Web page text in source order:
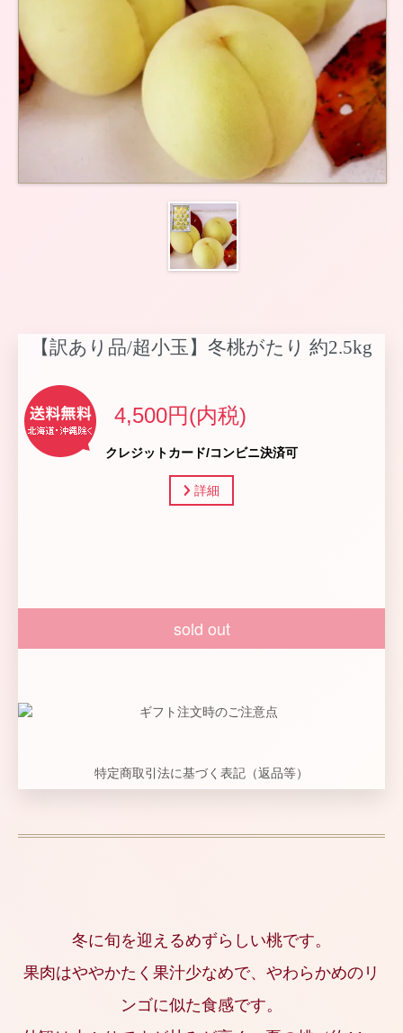
【訳あり品/超小玉】冬桃がたり 約2.5kg
4,500円(内税)
クレジットカード/コンビニ決済可
詳細
sold out
特定商取引法に基づく表記（返品等）
冬に旬を迎えるめずらしい桃です。
果肉はややかたく果汁少なめで、やわらかめのリ
ンゴに似た食感です。